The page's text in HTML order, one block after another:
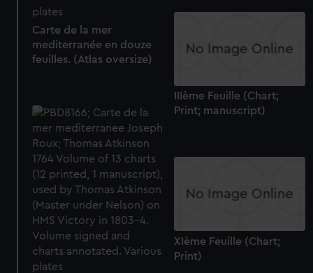
Carte de la mer
mediterranée en douze
feuilles. (Atlas oversize)
IIIème Feuille (Chart;
Print; manuscript)
XIème Feuille (Chart;
Print)